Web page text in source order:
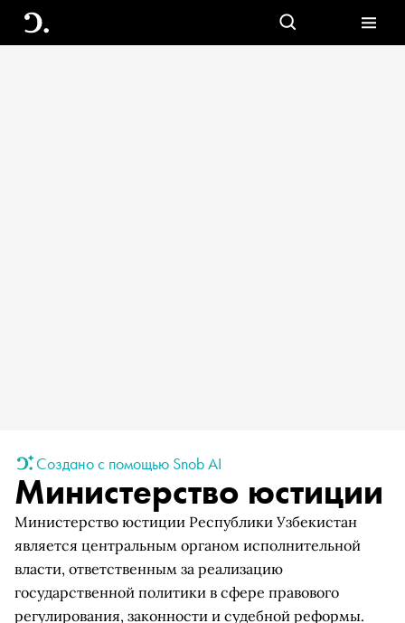
Создано с помощью Snob AI
Министерство юстиции
Министерство юстиции Республики Узбекистан
является центральным органом исполнительной
власти, ответственным за реализацию
государственной политики в сфере правового
регулирования, законности и судебной реформы.